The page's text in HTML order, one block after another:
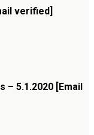
verified]
– 5.1.2020 [Email